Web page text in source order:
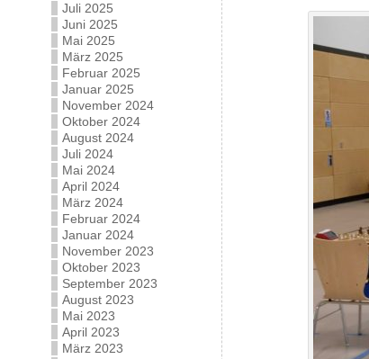
Juli 2025
Juni 2025
Mai 2025
März 2025
Februar 2025
Januar 2025
November 2024
Oktober 2024
August 2024
Juli 2024
Mai 2024
April 2024
März 2024
Februar 2024
Januar 2024
November 2023
Oktober 2023
September 2023
August 2023
Mai 2023
April 2023
März 2023